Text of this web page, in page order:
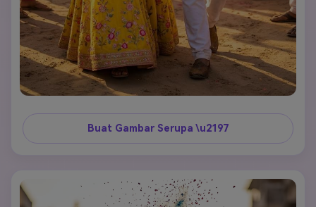
Buat Gambar Serupa \u2197